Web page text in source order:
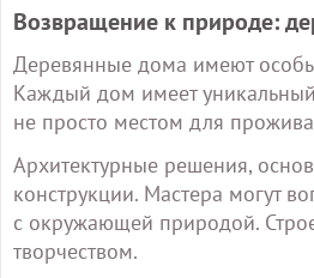
Возвращение к природе:
Деревянные дома имеют
Каждый дом имеет
не просто местом для
Архитектурные решения,
конструкции. Мастера могут
с окружающей природой.
творчеством.